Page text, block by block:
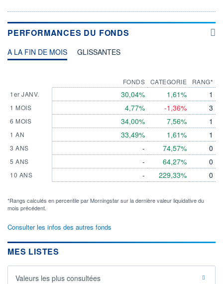
PERFORMANCES DU FONDS
A LA FIN DE MOIS GLISSANTES
1er JANV.
1 MOIS
6 MOIS
1 AN
3 ANS
5 ANS
10 ANS
FONDS
30,04%
4,77%
34,00%
33,49%
-
-
-
CATEGORIE
1,61%
-1,36%
7,56%
1,61%
74,57%
64,27%
229,33%
RANG*
1
3
1
1
0
0
0
*Rangs calculés en percentile par Morningstar sur la dernière valeur liquidative du
mois précédent.
Consulter les infos des autres fonds
MES LISTES
Valeurs les plus consultées